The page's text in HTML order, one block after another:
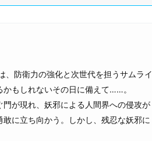
防衛力の強化と次世代を担うサムライ
かもしれないその日に備えて……。
が現れ、妖邪による人間界への侵攻が
に立ち向かう。しかし、残忍な妖邪に